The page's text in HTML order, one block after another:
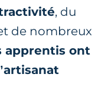
, du
de nombreux
apprentis ont